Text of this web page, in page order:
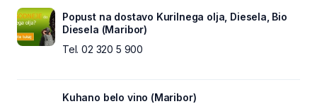
Popust na dostavo Kurilnega olja, Diesela, Bio
Diesela (Maribor)
Tel. 02 320 5 900
Kuhano belo vino (Maribor)